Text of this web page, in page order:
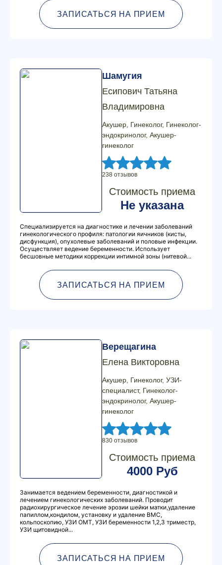
ЗАПИСАТЬСЯ НА ПРИЕМ
Шамугия
Есипович Татьяна
Владимировна
Акушер, Гинеколог, Гинеколог-
эндокринолог, Акушер-
гинеколог
238 отзывов
Стоимость приема
Не указана
Специализируется на диагностике и лечении заболеваний
гинекологического профиля: патологии яичников (кисты,
дисфункция), опухолевые заболеваний и половые инфекции.
Осуществляет ведение беременности. Использует
бесшовные методики коррекции интимной зоны (нитевой...
ЗАПИСАТЬСЯ НА ПРИЕМ
Верещагина
Елена Викторовна
Акушер, Гинеколог, УЗИ-
специалист, Гинеколог-
эндокринолог, Акушер-
гинеколог
830 отзывов
Стоимость приема
4000 Руб
Занимается ведением беременности, диагностикой и
лечением гинекологических заболеваний. Проводит
радиохирургическое лечение эрозии шейки матки,удаление
папиллом,кондилом, установку и удаление ВМС,
кольпоскопию, УЗИ ОМТ, УЗИ беременности 1,2,3 триместр,
УЗИ щитовидной...
ЗАПИСАТЬСЯ НА ПРИЕМ